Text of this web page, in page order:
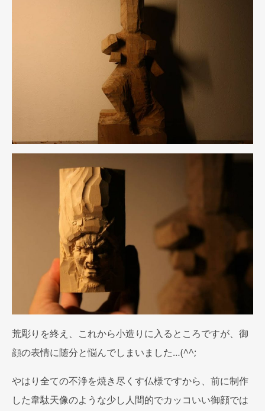
荒彫りを終え、これから小造りに入るところですが、御
顔の表情に随分と悩んでしまいました…(^^;
やはり全ての不浄を焼き尽くす仏様ですから、前に制作
した韋駄天像のような少し人間的でカッコいい御顔では